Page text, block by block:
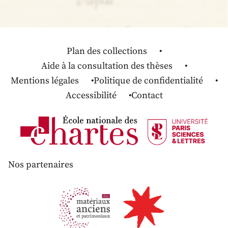
Plan des collections
Aide à la consultation des thèses
Mentions légales
Politique de confidentialité
Accessibilité
Contact
Nos partenaires